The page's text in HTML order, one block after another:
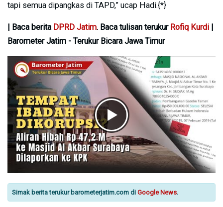
tapi semua dipangkas di TAPD,” ucap Hadi.{*}
| Baca berita DPRD Jatim. Baca tulisan terukur Rofiq Kurdi
Barometer Jatim - Terukur Bicara Jawa Timur
Simak berita terukur barometerjatim.com di Google News.